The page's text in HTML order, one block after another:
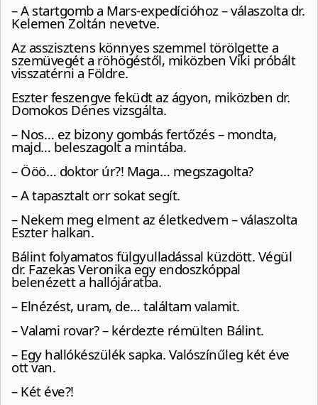
– A startgomb a Mars-expedícióhoz – válaszolta dr.
Kelemen Zoltán nevetve.
Az asszisztens könnyes szemmel törölgette a
szemüvegét a röhögéstől, miközben Viki próbált
visszatérni a Földre.
Eszter feszengve feküdt az ágyon, miközben dr.
Domokos Dénes vizsgálta.
– Nos… ez bizony gombás fertőzés – mondta,
majd… beleszagolt a mintába.
– Ööö… doktor úr?! Maga… megszagolta?
– A tapasztalt orr sokat segít.
– Nekem meg elment az életkedvem – válaszolta
Eszter halkan.
Bálint folyamatos fülgyulladással küzdött. Végül
dr. Fazekas Veronika egy endoszkóppal
belenézett a hallójáratba.
– Elnézést, uram, de… találtam valamit.
– Valami rovar? – kérdezte rémülten Bálint.
– Egy hallókészülék sapka. Valószínűleg két éve
ott van.
– Két éve?!